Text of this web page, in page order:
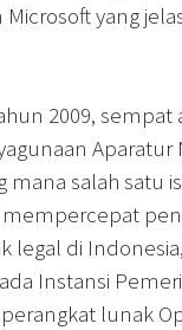
yang
2009, sempat
Aparatur
mana salah satu
legal di
Instansi
lunak